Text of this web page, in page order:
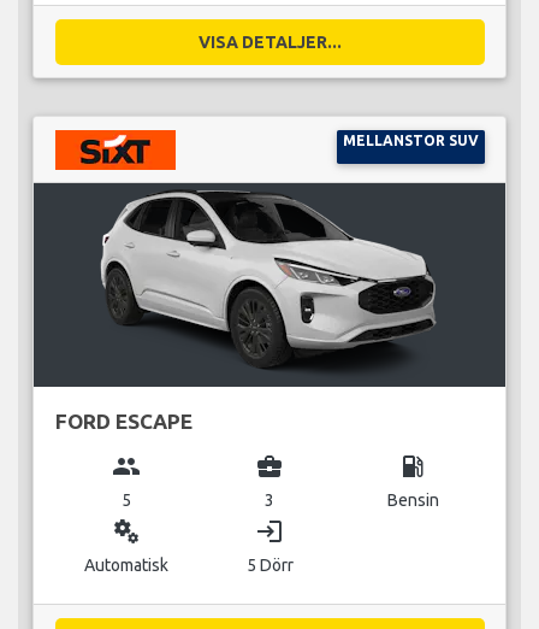
VISA DETALJER...
MELLANSTOR SUV
FORD ESCAPE
group
5
business_center
3
local_gas_station
Bensin
miscellaneous_services
Automatisk
login
5 Dörr